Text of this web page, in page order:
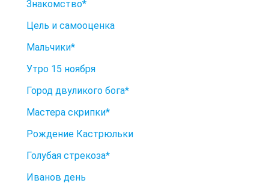
Знакомство*
Цель и самооценка
Мальчики*
Утро 15 ноября
Город двуликого бога*
Мастера скрипки*
Рождение Кастрюльки
Голубая стрекоза*
Иванов день